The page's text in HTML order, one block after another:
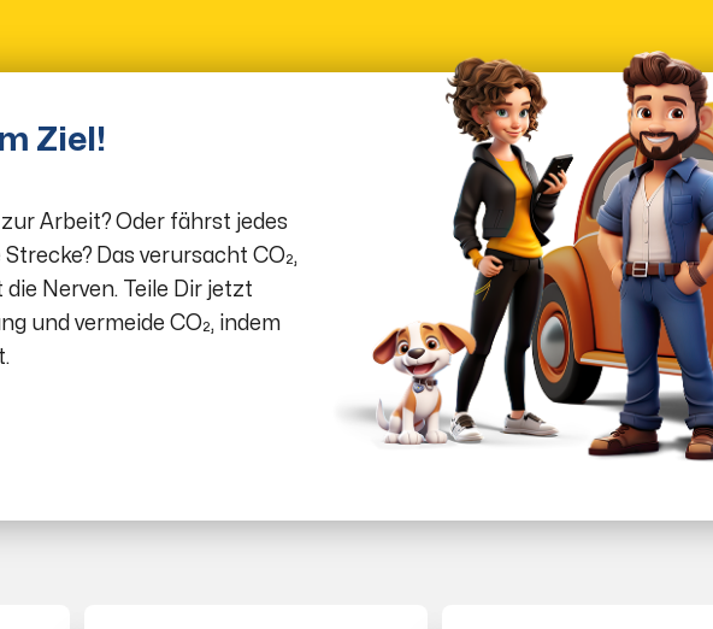
Ziel!
Arbeit? Oder fährst jedes
Das verursacht CO₂,
Nerven. Teile Dir jetzt
und vermeide CO₂, indem